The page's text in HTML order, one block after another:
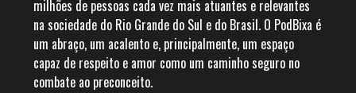
milhões de pessoas cada vez mais atuantes e relevantes
na sociedade do Rio Grande do Sul e do Brasil. O PodBixa é
um abraço, um acalento e, principalmente, um espaço
capaz de respeito e amor como um caminho seguro no
combate ao preconceito.